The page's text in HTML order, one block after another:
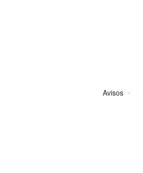
Avisos